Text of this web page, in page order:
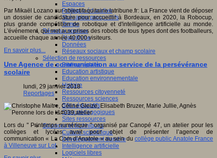
Espaces
Politique éducative
Scénarios prospectifs
Temps
Réseaux sociaux
Algorithme
Données
Réseaux sociaux et champ scolaire
Sélection de ressources
Bibliographies
Education artistique
Education environnementale
Histoire
Ressources citoyenneté
Ressources sciences
Sites éducatifs
Sites pédagogiques
Sites ressources
Sciences et techniques
Culture scientifique
Développement durable
Intelligence artificielle
Logiciels libres
Par Mikaël Lozano sur objectifaquitaine.latribune.fr: La France vient de déposer
un dossier de candidature pour accueillir à Bordeaux, en 2020, la Robocup,
plus grande compétition de robotique et d'intelligence artificielle au monde.
L'événement, qui met aux prises des robots de tous types dont des footballeurs,
accueille chaque année 40.000 visiteurs.
En savoir plus...
Une Agence de communication au service de la persévérance
scolaire
lundi, 29 janvier 2018
Reportages
Lors du " Printemps numérique " organisé par Canopé 47, un atelier pour les
collèges et lycées avait pour objet de présenter l’agence de
communication « La Com d’Anatole » au sein du collège public Anatole France
à Villeneuve sur Lot.